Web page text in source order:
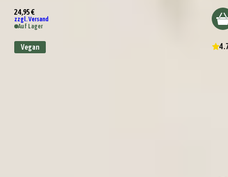
24,95 €
zzgl. Versand
Auf Lager
Vegan